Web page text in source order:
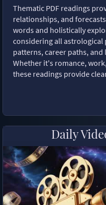
Thematic PDF readings
relationships, and
words and holistically
considering all astrological
patterns, career paths, and
Whether it's romance,
these readings provide
Daily